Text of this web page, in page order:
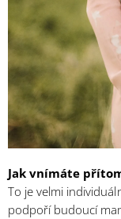
Jak vnímáte
To je velmi
podpoří budoucí